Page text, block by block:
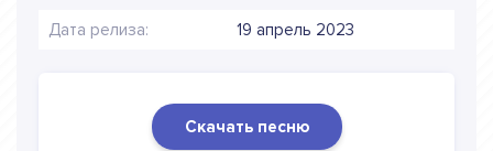
Дата релиза: 19 апрель 2023
Скачать песню